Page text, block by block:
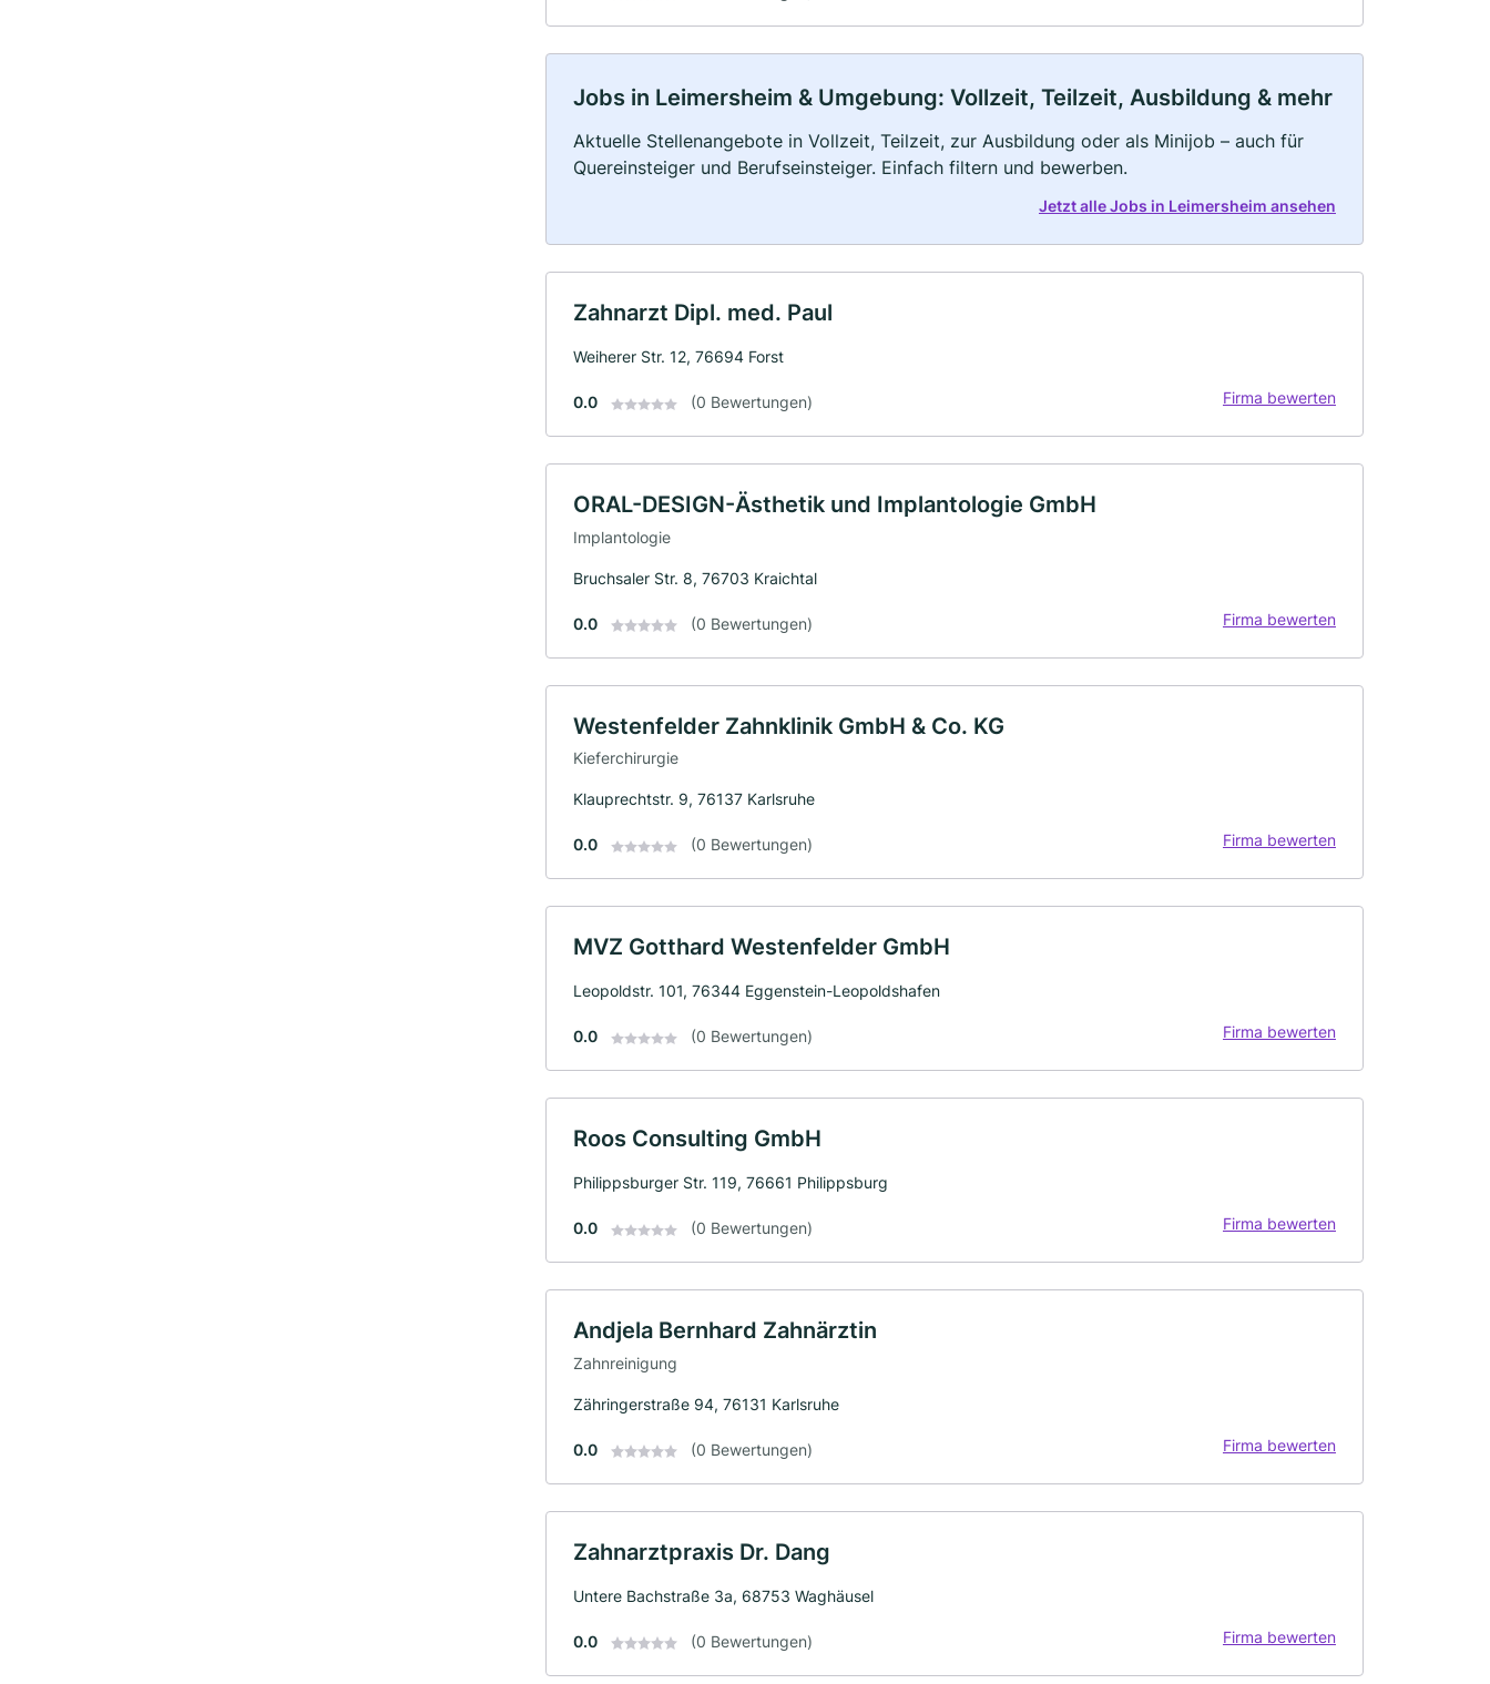
Jobs in Leimersheim & Umgebung: Vollzeit, Teilzeit, Ausbildung & mehr
Aktuelle Stellenangebote in Vollzeit, Teilzeit, zur Ausbildung oder als Minijob – auch für
Quereinsteiger und Berufseinsteiger. Einfach filtern und bewerben.
Jetzt alle Jobs in Leimersheim ansehen
Zahnarzt Dipl. med. Paul
Weiherer Str. 12, 76694 Forst
0.0 (0 Bewertungen) Firma bewerten
ORAL-DESIGN-Ästhetik und Implantologie GmbH
Implantologie
Bruchsaler Str. 8, 76703 Kraichtal
0.0 (0 Bewertungen) Firma bewerten
Westenfelder Zahnklinik GmbH & Co. KG
Kieferchirurgie
Klauprechtstr. 9, 76137 Karlsruhe
0.0 (0 Bewertungen) Firma bewerten
MVZ Gotthard Westenfelder GmbH
Leopoldstr. 101, 76344 Eggenstein-Leopoldshafen
0.0 (0 Bewertungen) Firma bewerten
Roos Consulting GmbH
Philippsburger Str. 119, 76661 Philippsburg
0.0 (0 Bewertungen) Firma bewerten
Andjela Bernhard Zahnärztin
Zahnreinigung
Zähringerstraße 94, 76131 Karlsruhe
0.0 (0 Bewertungen) Firma bewerten
Zahnarztpraxis Dr. Dang
Untere Bachstraße 3a, 68753 Waghäusel
0.0 (0 Bewertungen) Firma bewerten